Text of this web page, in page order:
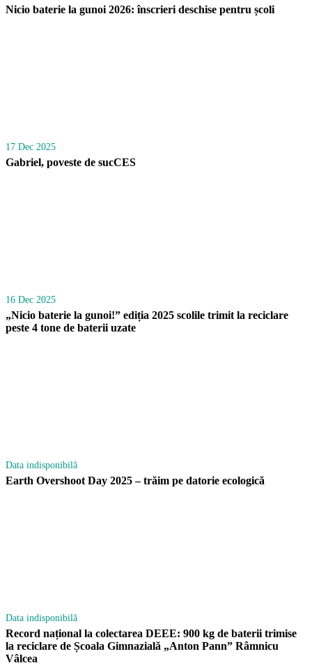
Nicio baterie la gunoi 2026: înscrieri deschise pentru școli
17 Dec 2025
Gabriel, poveste de sucCES
16 Dec 2025
„Nicio baterie la gunoi!” ediția 2025 scolile trimit la reciclare
peste 4 tone de baterii uzate
Data indisponibilă
Earth Overshoot Day 2025 – trăim pe datorie ecologică
Data indisponibilă
Record național la colectarea DEEE: 900 kg de baterii trimise
la reciclare de Școala Gimnazială „Anton Pann” Râmnicu
Vâlcea